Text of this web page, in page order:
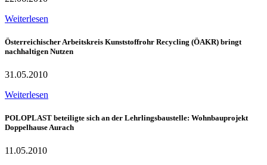
Weiterlesen
Österreichischer Arbeitskreis Kunststoffrohr Recycling (ÖAKR) bringt
nachhaltigen Nutzen
31.05.2010
Weiterlesen
POLOPLAST beteiligte sich an der Lehrlingsbaustelle: Wohnbauprojekt
Doppelhause Aurach
11.05.2010